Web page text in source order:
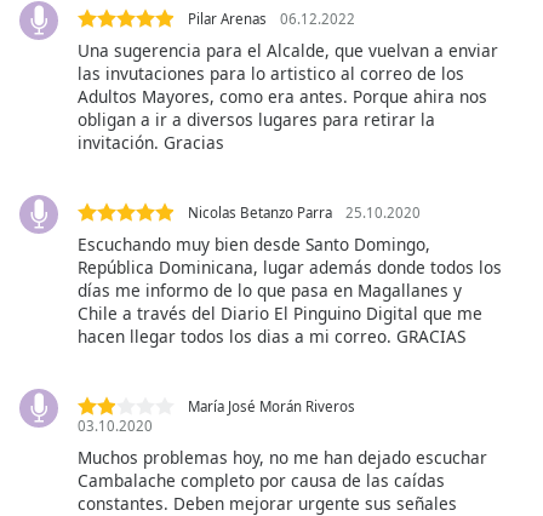
Descriptions
descriptions
,
selected
subtitles
settings,
opens
subtitles
settings
dialog
off
,
selected
Pilar Arenas 06.12.2022
Una sugerencia para el Alcalde, que vuelvan a enviar
las invutaciones para lo artistico al correo de los
Adultos Mayores, como era antes. Porque ahira nos
obligan a ir a diversos lugares para retirar la
invitación. Gracias
Nicolas Betanzo Parra 25.10.2020
Escuchando muy bien desde Santo Domingo,
República Dominicana, lugar además donde todos los
días me informo de lo que pasa en Magallanes y
Chile a través del Diario El Pinguino Digital que me
hacen llegar todos los dias a mi correo. GRACIAS
María José Morán Riveros
03.10.2020
Muchos problemas hoy, no me han dejado escuchar
Cambalache completo por causa de las caídas
constantes. Deben mejorar urgente sus señales